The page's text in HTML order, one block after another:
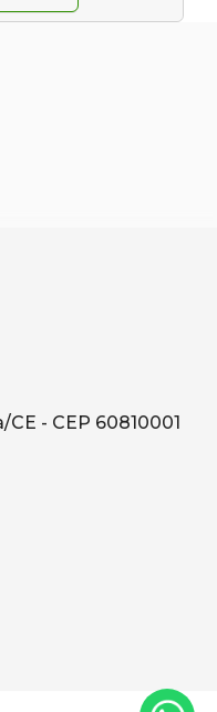
- CEP 60810001